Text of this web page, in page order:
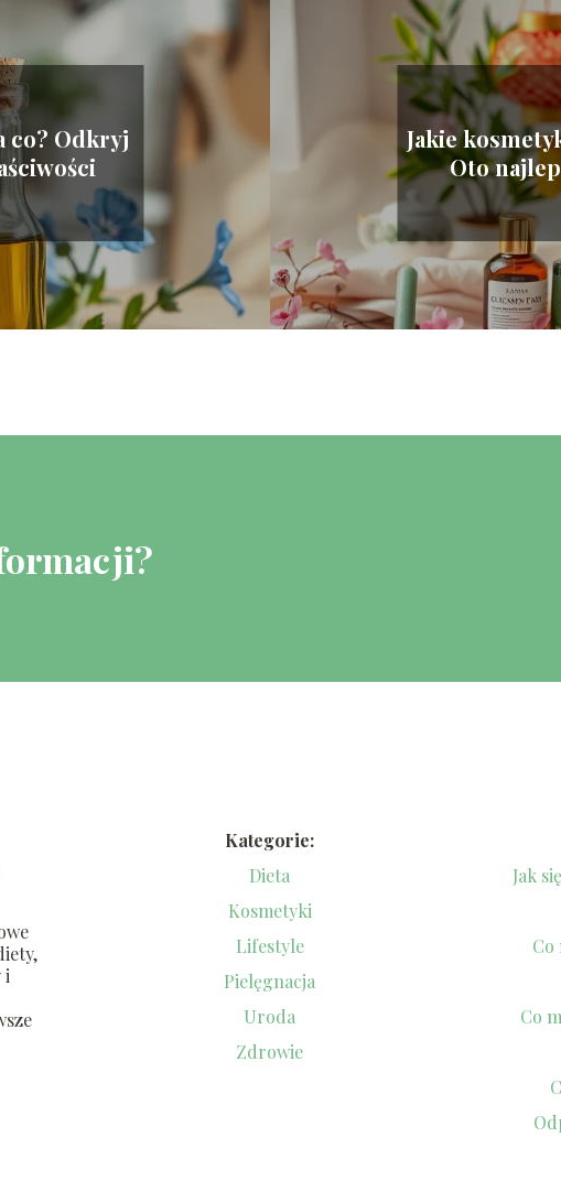
co? Odkryj
Jakie
Oto
i
Kategorie:
Dieta
Kosmetyki
Lifestyle
Pielęgnacja
Uroda
Zdrowie
Jak
Co
Co